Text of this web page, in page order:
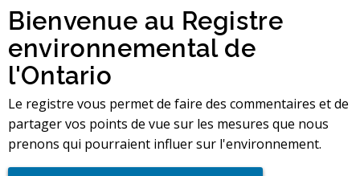
Bienvenue au Registre
environnemental de
l'Ontario
Le registre vous permet de faire des commentaires et de
partager vos points de vue sur les mesures que nous
prenons qui pourraient influer sur l'environnement.